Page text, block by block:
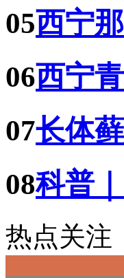
05西宁
06西宁
07长体
08科普
热点关注